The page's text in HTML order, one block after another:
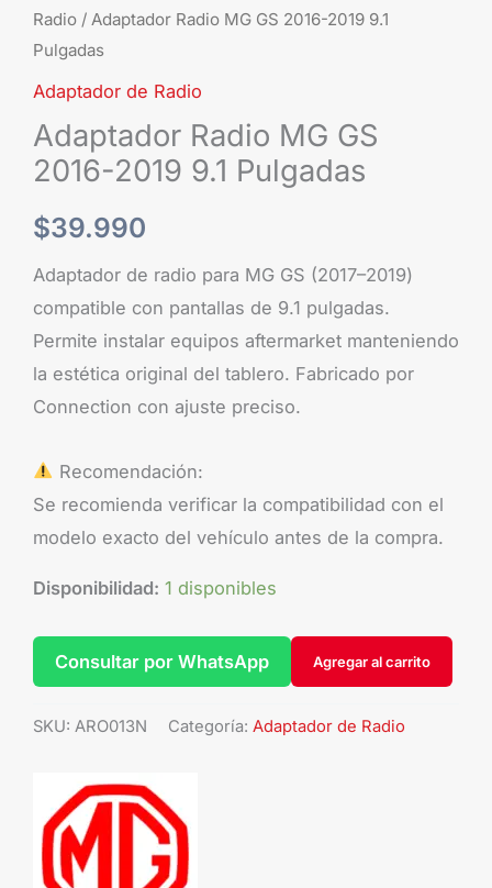
Radio / Adaptador Radio MG GS 2016-2019 9.1
Pulgadas
Adaptador de Radio
Adaptador Radio MG GS
2016-2019 9.1 Pulgadas
$39.990
Adaptador de radio para MG GS (2017–2019)
compatible con pantallas de 9.1 pulgadas.
Permite instalar equipos aftermarket manteniendo
la estética original del tablero. Fabricado por
Connection con ajuste preciso.
Recomendación:
Se recomienda verificar la compatibilidad con el
modelo exacto del vehículo antes de la compra.
Disponibilidad: 1 disponibles
Agregar al carrito
Consultar por WhatsApp
SKU: ARO013N Categoría: Adaptador de Radio